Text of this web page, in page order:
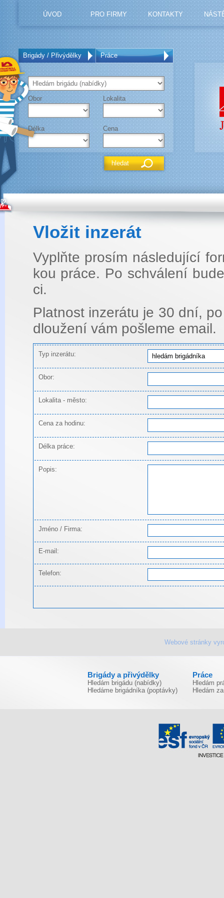
ÚVOD PRO FIRMY KONTAKTY
Brigády / Přivýdělky Práce
Obor Lokalita
Délka Cena
Vlo­žit in­ze­rát
Vyplňte pro­sím ná­sle­du­jí­cí
kou práce. Po schvá­le­ní
ci.
Plat­nost in­ze­rá­tu je 30 dní,
dlou­že­ní vám po­šle­me email.
Typ inzerátu:
Obor:
Lokalita - město:
Cena za hodinu:
Délka práce:
Popis:
Jméno / Firma:
E-mail:
Telefon:
Webové stránky
Brigády a přivýdělky
Hledám brigádu (nabídky)
Hledáme brigádníka (poptávky)
Práce
Hledám
Hledám